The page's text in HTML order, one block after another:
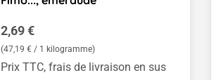
Prix régulier :
2,69 €
(47,19 € / 1 kilogramme)
Prix TTC, frais de livraison en sus